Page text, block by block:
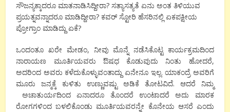
ಸೌಜನ್ಯಕ್ಕಾದರೂ ಮಾತನಾಡಿಸಿದ್ದೀರಾ? ಸತ್ಯಾಸತ್ಯತೆ ಏನು ಅಂತ ತಿಳಿಯುವ
ಪ್ರಯತ್ನವನ್ನಾದರೂ ಮಾಡಿದ್ದೀರಾ? ಕವರ್ ಸ್ಟೋರಿ ಹೆಸರಿನಲ್ಲಿ ಏಕಪಕ್ಷೀಯ
ಪ್ರೋಗ್ರಾಂ ಮಾಡಿದ್ದು ಏಕೆ?
ಒಂದಂತೂ ಖರೇ ಮೇಡಂ, ನೀವು ಮೊನ್ನೆ ನಡೆಸಿಕೊಟ್ಟ ಕಾರ್ಯಕ್ರಮದಿಂದ
ನಾರಾಯಣ ಮೂರ್ತಿಯವರು ಔಷಧ ಕೊಡುವುದು ನಿಂತು ಹೋದರೆ,
ಅದರಿಂದ ಅವರು ಕಳೆದುಕೊಳ್ಳುವಂತಾದ್ದು ಏನೇನೂ ಇಲ್ಲ. ಯಾಕಂದ್ರೆ ಅವರಿಗೆ
ಮೂರು ಜನ್ಮಕ್ಕೆ ಕುಳಿತು ಉಣ್ಣುವಷ್ಟು ಅಡಿಕೆ ತೋಟವಿದೆ. ಆದರೆ ನಿಮ್ಮ
ಅಚಾತುರ್ಯದಿಂದ ಏನಾದರೂ ತೊಂದರೆ ಉಂಟಾದರೆ ಅದು ಮಾರಕ
ರೋಗಗಳಿಂದ ಬಳಲಿಕೊಂಡು ಮೂರ್ತಿಯವರನ್ನೇ ಕೊನೇಯ ಆಸರೆ ಎಂದು